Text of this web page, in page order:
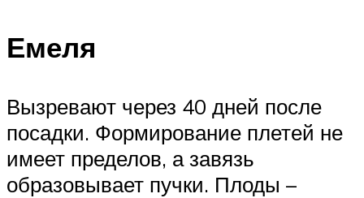
Емеля
Вызревают через 40 дней после
посадки. Формирование плетей не
имеет пределов, а завязь
образовывает пучки. Плоды –